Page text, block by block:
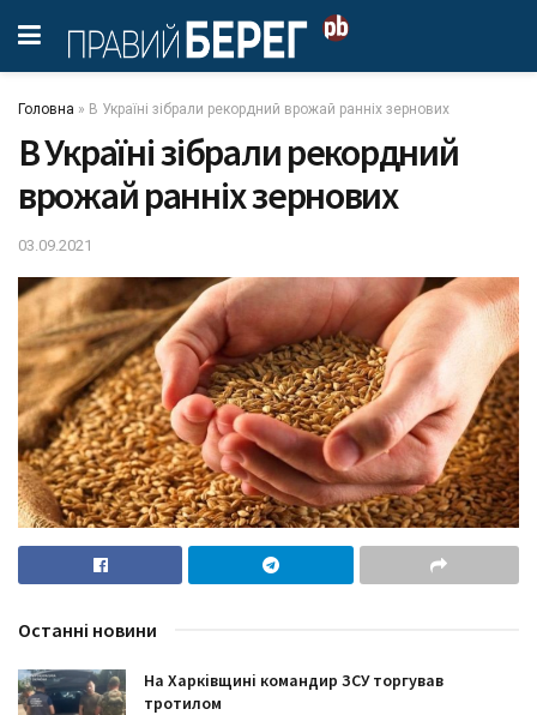
Головна » В Україні зібрали рекордний врожай ранніх зернових
В Україні зібрали рекордний
врожай ранніх зернових
03.09.2021
Останні новини
На Харківщині командир ЗСУ торгував
тротилом